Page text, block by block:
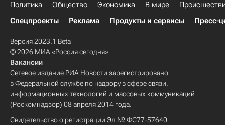
Андрис Лиепа
Дмитрий Медведев
Владимир Урин
Большой театр Россия
Политика Общество Экономика В мире
Спецпроекты
Реклама Продукты и сервисы Пресс-
Версия 2023.1 Beta
© 2026 МИА «Россия сегодня»
Вакансии
Сетевое издание РИА Новости зарегистрировано
в Федеральной службе по надзору в сфере связи,
информационных технологий и массовых коммуникаций
(Роскомнадзор) 08 апреля 2014 года.
Свидетельство о регистрации Эл № ФС77-57640